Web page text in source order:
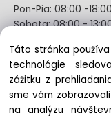
Pon-Pia: 08:00 -18:00
Sobota: 08:00 -
Odstúpenie od
Táto stránka
technológie
zážitku z
sme vám
na analýzu